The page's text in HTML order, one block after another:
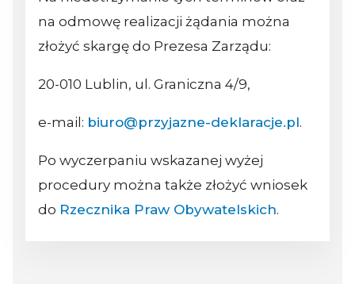
na odmowę realizacji żądania można
złożyć skargę do Prezesa Zarządu:
20-010 Lublin, ul. Graniczna 4/9,
e-mail: biuro@przyjazne-deklaracje.pl.
Po wyczerpaniu wskazanej wyżej
procedury można także złożyć wniosek
do Rzecznika Praw Obywatelskich.